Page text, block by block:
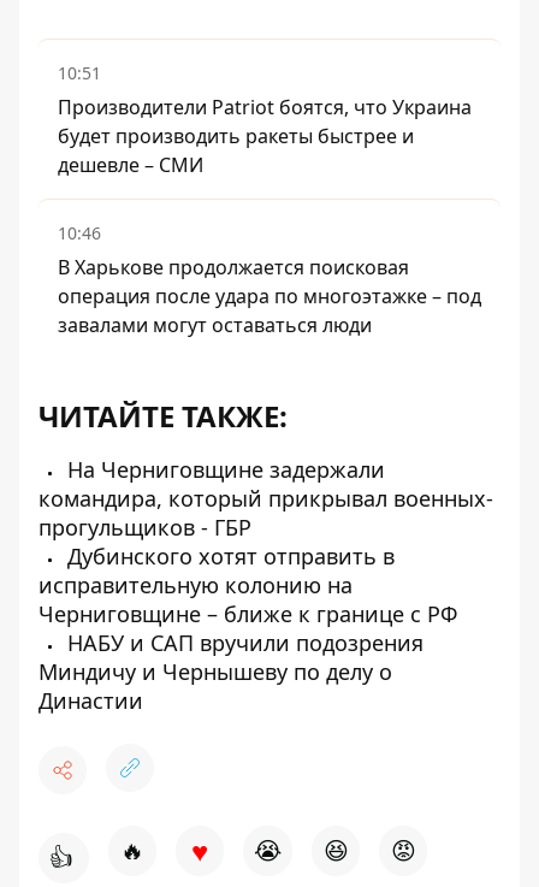
10:51
Производители Patriot боятся, что Украина
будет производить ракеты быстрее и
дешевле – СМИ
10:46
В Харькове продолжается поисковая
операция после удара по многоэтажке – под
завалами могут оставаться люди
ЧИТАЙТЕ ТАКЖЕ:
На Черниговщине задержали
командира, который прикрывал военных-
прогульщиков - ГБР
Дубинского хотят отправить в
исправительную колонию на
Черниговщине – ближе к границе с РФ
НАБУ и САП вручили подозрения
Миндичу и Чернышеву по делу о
Династии
👍 🔥 ♥ 😭 😆 😡